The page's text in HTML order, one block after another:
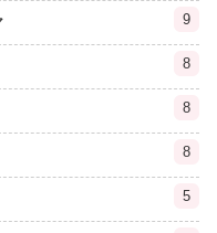
9
8
8
8
5